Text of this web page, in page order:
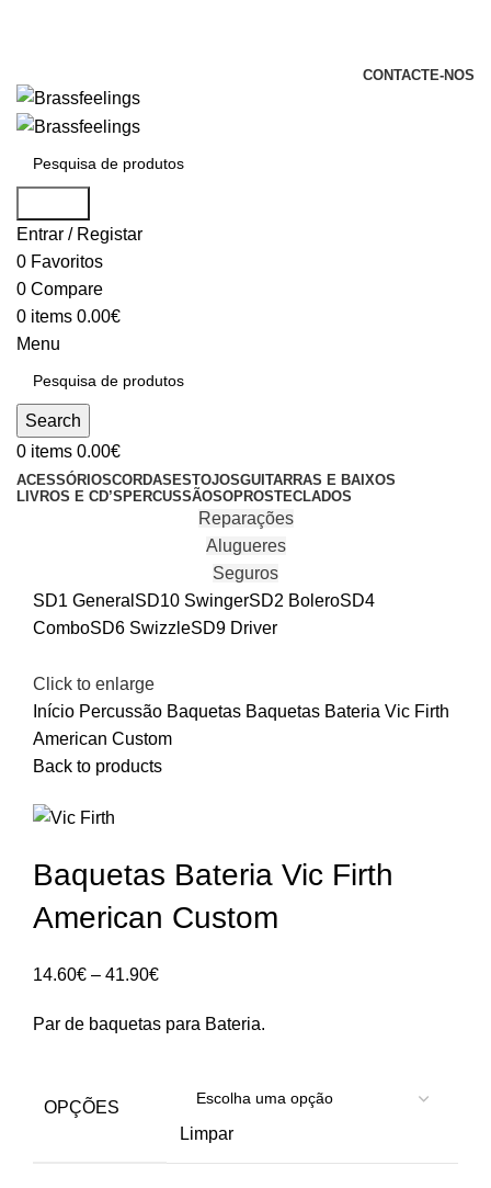
CONTACTE-NOS
Entrar / Registar
0 Favoritos
0 Compare
0 items 0.00€
Menu
Search
0 items 0.00€
ACESSÓRIOSCORDAS ESTOJOSGUITARRAS E BAIXOS
LIVROS E CD’S PERCUSSÃOSOPROSTECLADOS
Reparações
Alugueres
Seguros
SD1 General SD10 SwingerSD2 BoleroSD4
ComboSD6 SwizzleSD9 Driver
Click to enlarge
Início Percussão Baquetas Baquetas Bateria Vic Firth
American Custom
Back to products
Baquetas Bateria Vic Firth
American Custom
14.60€ – 41.90€Price
14.60€
Par de baquetas para Bateria.
OPÇÕES
Limpar